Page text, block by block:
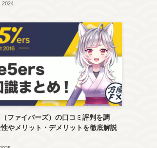
2024
ファイバーズ）の口コミ評判を調
やメリット・デメリットを徹底解説